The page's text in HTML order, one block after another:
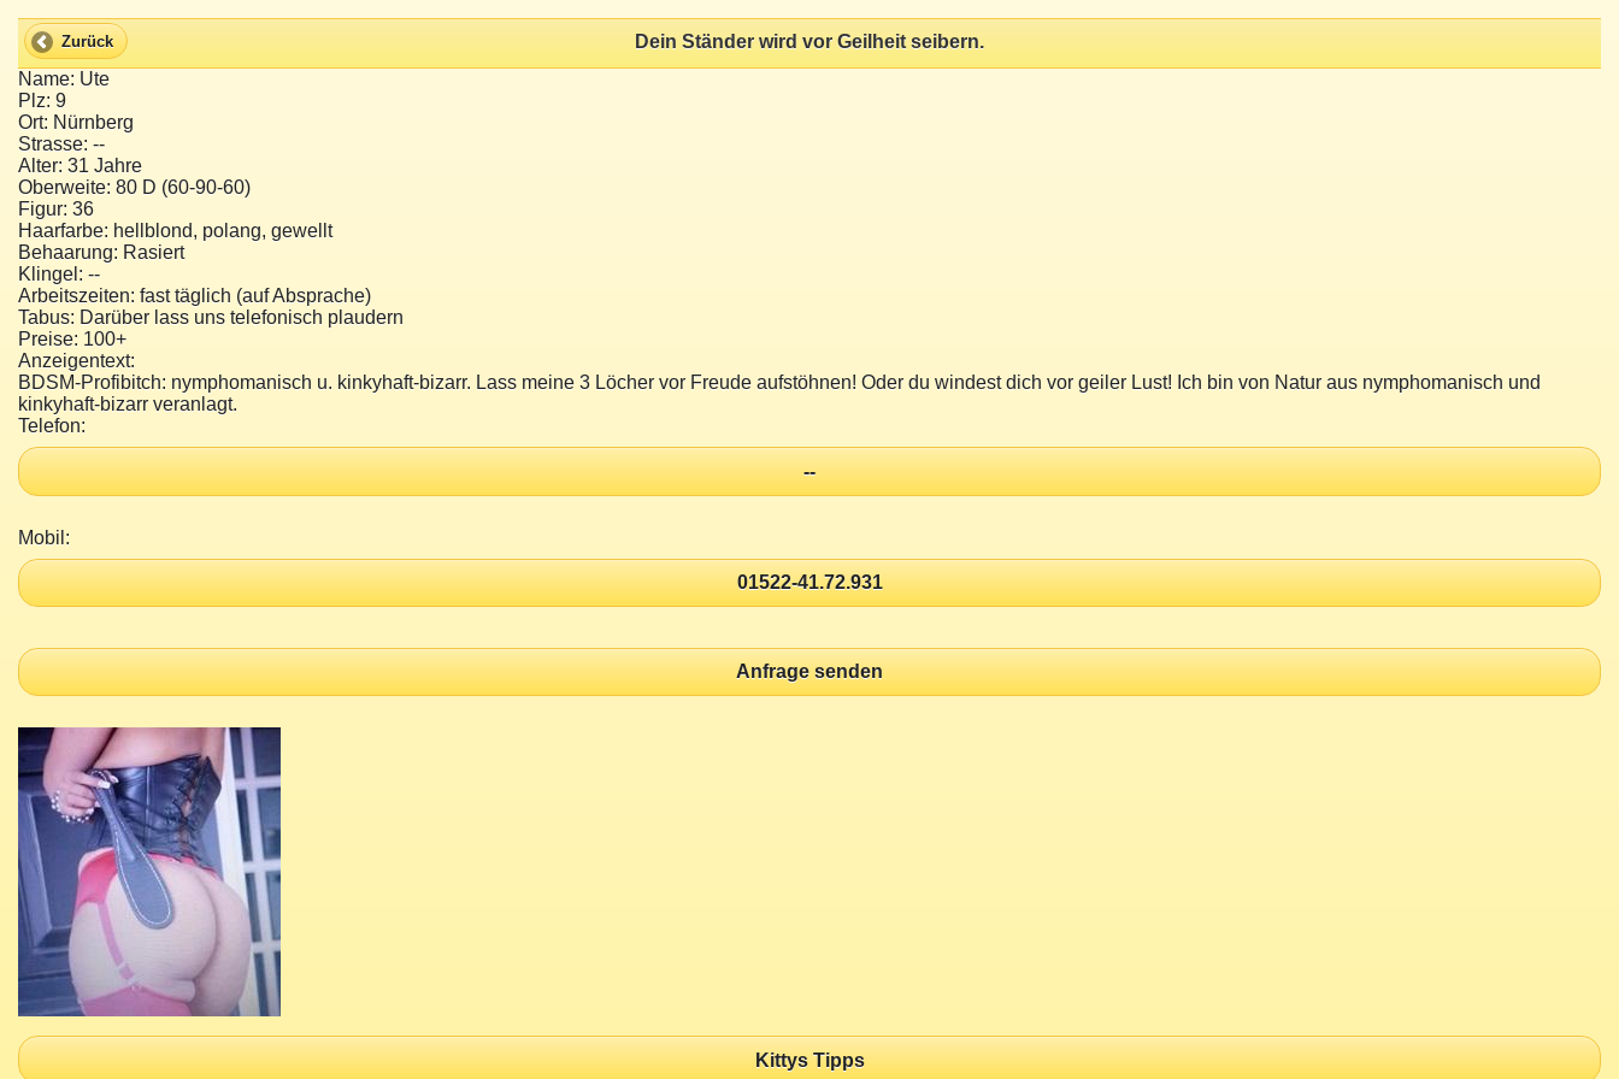
Zurück
Dein Ständer wird vor Geilheit seibern.
Name: Ute
Plz: 9
Ort: Nürnberg
Strasse: --
Alter: 31 Jahre
Oberweite: 80 D (60-90-60)
Figur: 36
Haarfarbe: hellblond, polang, gewellt
Behaarung: Rasiert
Klingel: --
Arbeitszeiten: fast täglich (auf Absprache)
Tabus: Darüber lass uns telefonisch plaudern
Preise: 100+
Anzeigentext:
BDSM-Profibitch: nymphomanisch u. kinkyhaft-bizarr. Lass meine 3 Löcher vor Freude aufstöhnen! Oder du windest dich vor geiler Lust! Ich bin von Natur aus nymphomanisch und
kinkyhaft-bizarr veranlagt.
Telefon:
--
Mobil:
01522-41.72.931
Anfrage senden
Kittys Tipps